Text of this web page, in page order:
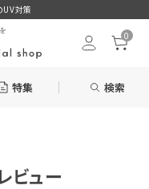
UV対策
0
特集 検索
ビュー